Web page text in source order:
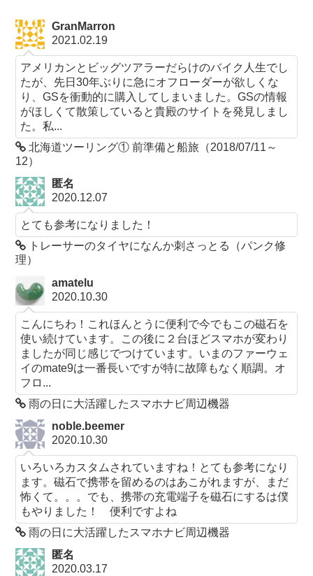
GranMarron
2021.02.19
アメリカンとビッグツアラーだらけのバイク人生でし
たが、先日30年ぶりに急にオフローダーが欲しくな
り、GSを衝動的に購入してしまいました。GSの情報
がほしくて散策していると貴殿のサイトを発見しまし
た。私...
北海道ツーリング① 前準備と船旅（2018/07/11～
12）
匿名
2020.12.07
とても参考になりました！
トレーサーのタイヤになんか刺さっとる（パンク修
理）
amatelu
2020.10.30
こんにちわ！これほんとうに便利で今でもこの磁石を
使い続けています。この後に２台ほどスマホが変わり
ましたが同じ感じでつけています。いまのファーウェ
イのmate9は一番長いですが特に故障もなく順調。オ
フロ...
雨の日に大活躍したスマホナビ周辺機器
noble.beemer
2020.10.30
いろいろカスタムされていますね！とても参考になり
ます。磁石で携帯を留めるのはあこがれますが、まだ
怖くて。。。でも、携帯の充電端子を磁石にするは僕
もやりました！ 便利ですよね
雨の日に大活躍したスマホナビ周辺機器
匿名
2020.03.17